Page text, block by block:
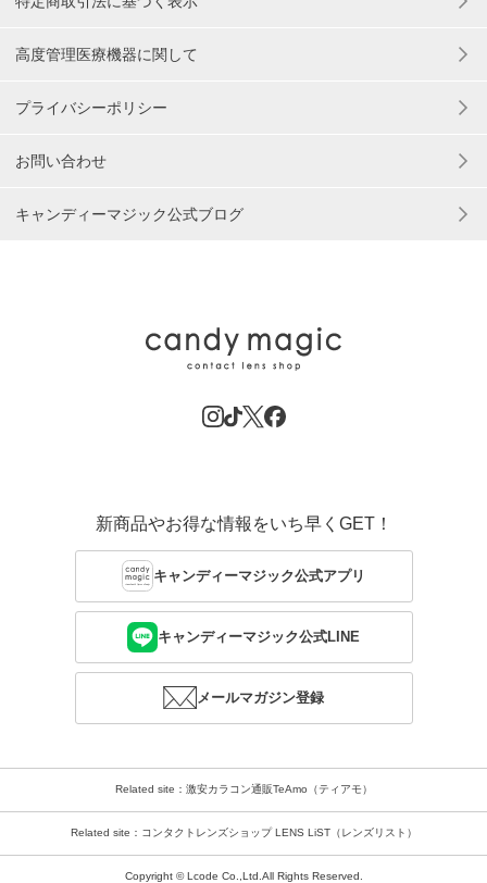
高度管理医療機器に関して
プライバシーポリシー
お問い合わせ
キャンディーマジック公式ブログ
新商品やお得な情報をいち早くGET！
キャンディーマジック公式アプリ
キャンディーマジック公式LINE
メールマガジン登録
Related site：激安カラコン通販TeAmo（ティアモ）
Related site：コンタクトレンズショップ LENS LiST（レンズリスト）
Copyright © Lcode Co.,Ltd.All Rights Reserved.